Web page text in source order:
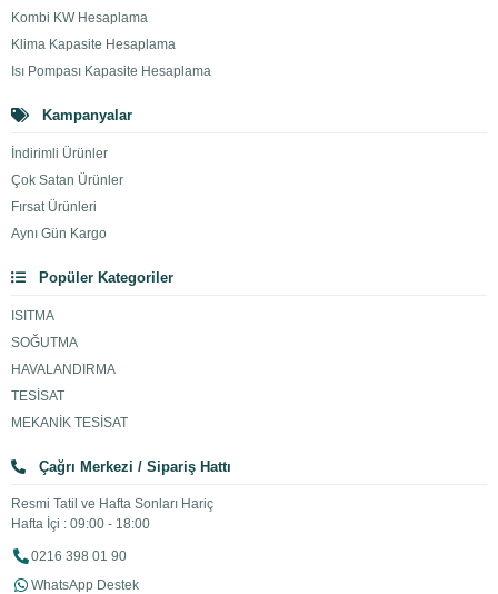
Kombi KW Hesaplama
Klima Kapasite Hesaplama
Isı Pompası Kapasite Hesaplama
Kampanyalar
İndirimli Ürünler
Çok Satan Ürünler
Fırsat Ürünleri
Aynı Gün Kargo
Popüler Kategoriler
ISITMA
SOĞUTMA
HAVALANDIRMA
TESİSAT
MEKANİK TESİSAT
Çağrı Merkezi / Sipariş Hattı
Resmi Tatil ve Hafta Sonları Hariç
Hafta İçi : 09:00 - 18:00
0216 398 01 90
WhatsApp Destek